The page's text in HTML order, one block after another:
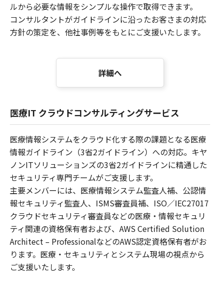
ルから必要な情報をシンプルな操作で取得できます。
コンサルタントがガイドラインに沿ったお客さまの対応
方針の策定を、他社事例等をもとにご支援いたします。
詳細へ
医療IT クラウドコンサルティングサービス
医療情報システムをクラウド化する際の課題となる医療
情報ガイドライン（3省2ガイドライン）への対応。キヤ
ノンITソリューションズの3省2ガイドラインに精通した
セキュリティ専門チームがご支援します。
主要メンバーには、医療情報システム監査人補、公認情
報セキュリティ監査人、ISMS審査員補、ISO／IEC27017
クラウドセキュリティ審査員などの医療・情報セキュリ
ティ関連の資格保有者および、AWS Certified Solution
Architect – ProfessionalなどのAWS認定資格保有者がお
ります。医療・セキュリティとシステム現場の視点から
ご支援いたします。